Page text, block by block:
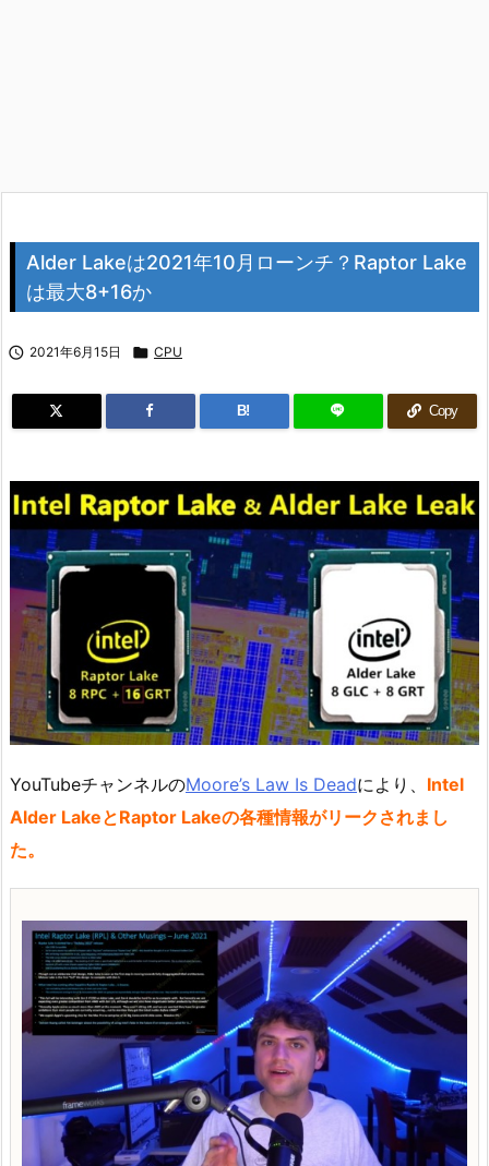
Alder Lakeは2021年10月ローンチ？Raptor Lake
は最大8+16か
 2021年6月15日  CPU
B! Copy
YouTubeチャンネルのMoore’s Law Is Deadにより、 Intel
Alder LakeとRaptor Lakeの各種情報がリークされまし
た。